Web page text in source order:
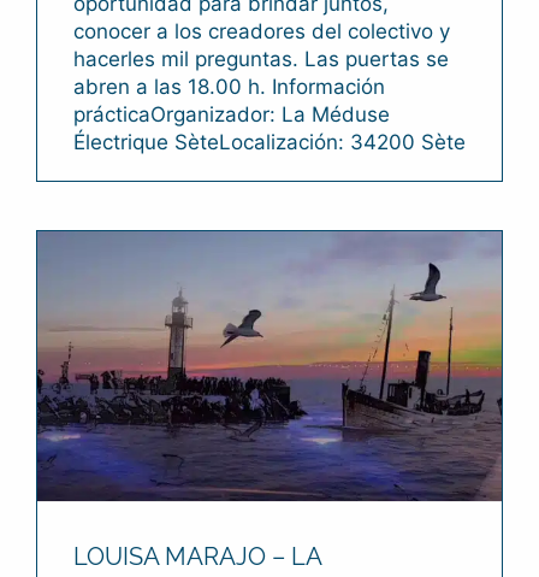
conocer a los creadores del colectivo y
hacerles mil preguntas. Las puertas se
abren a las 18.00 h. Información
prácticaOrganizador: La Méduse
Électrique SèteLocalización: 34200 Sète
LOUISA MARAJO – LA